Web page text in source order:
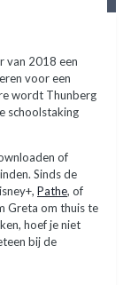
van 2018 een
voor een
wordt Thunberg
schoolstaking
of
Sinds de
Pathe, of
Greta om thuis te
hoef je niet
bij de